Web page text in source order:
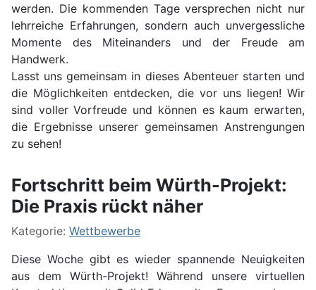
werden. Die kommenden Tage versprechen nicht nur
lehrreiche Erfahrungen, sondern auch unvergessliche
Momente des Miteinanders und der Freude am
Handwerk.
Lasst uns gemeinsam in dieses Abenteuer starten und
die Möglichkeiten entdecken, die vor uns liegen! Wir
sind voller Vorfreude und können es kaum erwarten,
die Ergebnisse unserer gemeinsamen Anstrengungen
zu sehen!
Fortschritt beim Würth-Projekt:
Die Praxis rückt näher
Kategorie: Wettbewerbe
Diese Woche gibt es wieder spannende Neuigkeiten
aus dem Würth-Projekt! Während unsere virtuellen